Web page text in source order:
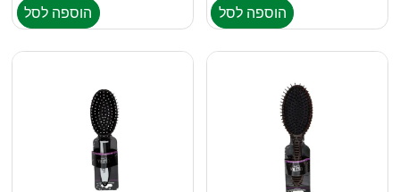
הוספה לסל הוספה לסל